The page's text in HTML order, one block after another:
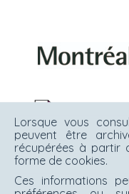
Lorsque vous
peuvent être
récupérées à partir
forme de cookies.
Ces informations